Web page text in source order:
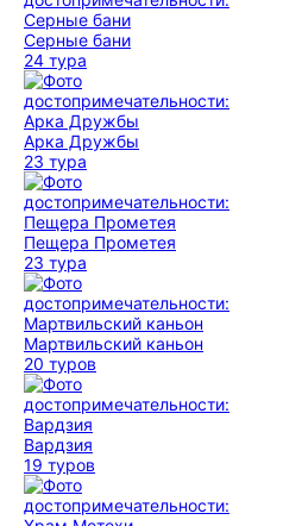
Серные бани
24 тура
Арка Дружбы
23 тура
Пещера Прометея
23 тура
Мартвильский каньон
20 туров
Вардзия
19 туров